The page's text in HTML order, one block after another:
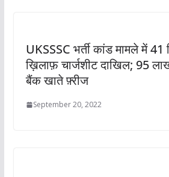
UKSSSC भर्ती कांड मामले में 41
ख़िलाफ़ चार्जशीट दाखिल; 95
बैंक खाते फ़्रीज
September 20, 2022